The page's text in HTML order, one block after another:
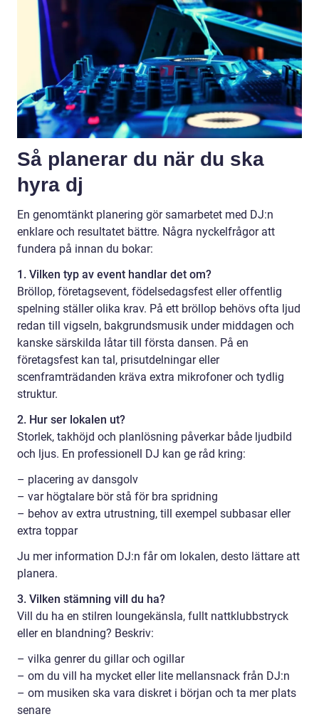
Så planerar du när du ska
hyra dj
En genomtänkt planering gör samarbetet med DJ:n
enklare och resultatet bättre. Några nyckelfrågor att
fundera på innan du bokar:
1. Vilken typ av event handlar det om?
Bröllop, företagsevent, födelsedagsfest eller offentlig
spelning ställer olika krav. På ett bröllop behövs ofta ljud
redan till vigseln, bakgrundsmusik under middagen och
kanske särskilda låtar till första dansen. På en
företagsfest kan tal, prisutdelningar eller
scenframträdanden kräva extra mikrofoner och tydlig
struktur.
2. Hur ser lokalen ut?
Storlek, takhöjd och planlösning påverkar både ljudbild
och ljus. En professionell DJ kan ge råd kring:
– placering av dansgolv
– var högtalare bör stå för bra spridning
– behov av extra utrustning, till exempel subbasar eller
extra toppar
Ju mer information DJ:n får om lokalen, desto lättare att
planera.
3. Vilken stämning vill du ha?
Vill du ha en stilren loungekänsla, fullt nattklubbstryck
eller en blandning? Beskriv:
– vilka genrer du gillar och ogillar
– om du vill ha mycket eller lite mellansnack från DJ:n
– om musiken ska vara diskret i början och ta mer plats
senare